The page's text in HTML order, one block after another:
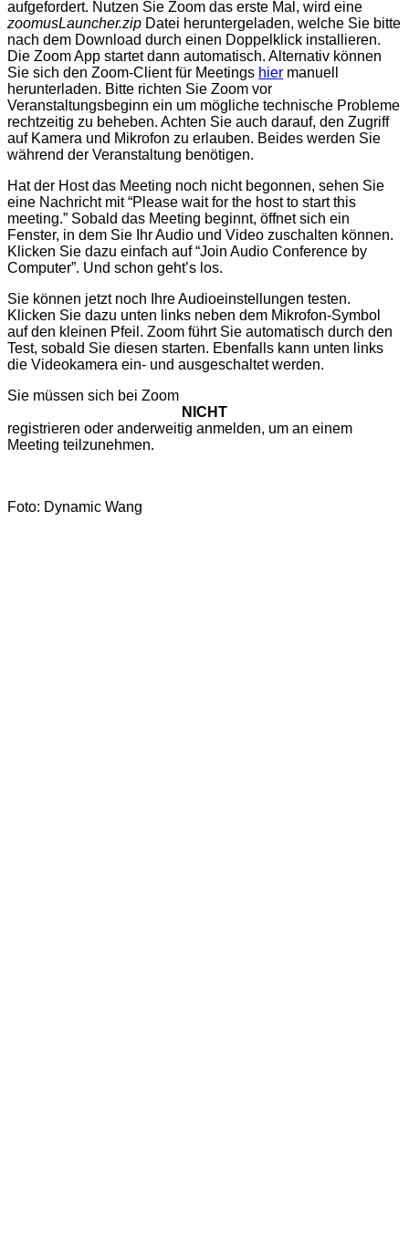
aufgefordert. Nutzen Sie Zoom das erste Mal, wird eine
zoomusLauncher.zip Datei heruntergeladen, welche Sie bitte
nach dem Download durch einen Doppelklick installieren.
Die Zoom App startet dann automatisch. Alternativ können
Sie sich den Zoom-Client für Meetings hier manuell
herunterladen. Bitte richten Sie Zoom vor
Veranstaltungsbeginn ein um mögliche technische Probleme
rechtzeitig zu beheben. Achten Sie auch darauf, den Zugriff
auf Kamera und Mikrofon zu erlauben. Beides werden Sie
während der Veranstaltung benötigen.
Hat der Host das Meeting noch nicht begonnen, sehen Sie
eine Nachricht mit “Please wait for the host to start this
meeting.” Sobald das Meeting beginnt, öffnet sich ein
Fenster, in dem Sie Ihr Audio und Video zuschalten können.
Klicken Sie dazu einfach auf “Join Audio Conference by
Computer”. Und schon geht’s los.
Sie können jetzt noch Ihre Audioeinstellungen testen.
Klicken Sie dazu unten links neben dem Mikrofon-Symbol
auf den kleinen Pfeil. Zoom führt Sie automatisch durch den
Test, sobald Sie diesen starten. Ebenfalls kann unten links
die Videokamera ein- und ausgeschaltet werden.
Sie müssen sich bei Zoom
NICHT
registrieren oder anderweitig anmelden, um an einem
Meeting teilzunehmen.
Foto: Dynamic Wang